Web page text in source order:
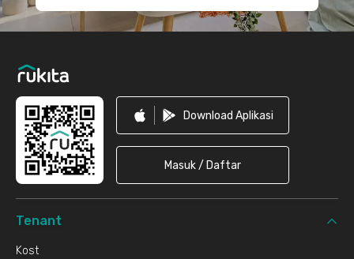
Download Aplikasi
Masuk / Daftar
Tenant
Kost